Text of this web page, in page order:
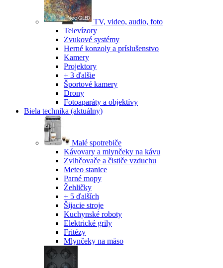
TV, video, audio, foto
Televízory
Zvukové systémy
Herné konzoly a príslušenstvo
Kamery
Projektory
+ 3 ďalšie
Športové kamery
Drony
Fotoaparáty a objektívy
Biela technika (aktuálny)
Malé spotrebiče
Kávovary a mlynčeky na kávu
Zvlhčovače a čističe vzduchu
Meteo stanice
Parné mopy
Žehličky
+ 5 ďalších
Šijacie stroje
Kuchynské roboty
Elektrické grily
Fritézy
Mlynčeky na mäso